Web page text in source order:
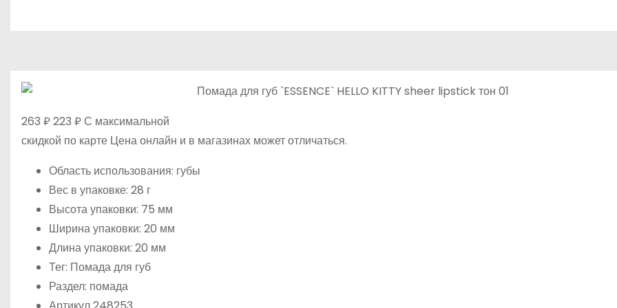
263 ₽ 223 ₽ С максимальной
скидкой по карте Цена онлайн и в магазинах может отличаться.
Область использования: губы
Вес в упаковке: 28 г
Высота упаковки: 75 мм
Ширина упаковки: 20 мм
Длина упаковки: 20 мм
Тег: Помада для губ
Раздел: помада